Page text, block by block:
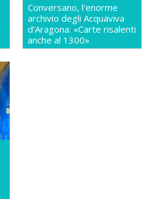
Conversano, l'enorme
archivio degli Acquaviva
d'Aragona: «Carte risalenti
anche al 1300»